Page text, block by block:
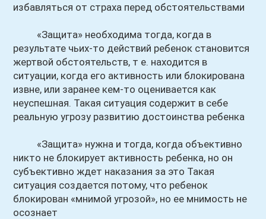
избавляться от страха перед обстоятельствами
«Защита» необходима тогда, когда в
результате чьих-то действий ребенок становится
жертвой обстоятельств, т е. находится в
ситуации, когда его активность или блокирована
извне, или заранее кем-то оценивается как
неуспешная. Такая ситуация содержит в себе
реальную угрозу развитию достоинства ребенка
«Защита» нужна и тогда, когда объективно
никто не блокирует активность ребенка, но он
субъективно ждет наказания за это Такая
ситуация создается потому, что ребенок
блокирован «мнимой угрозой», но ее мнимость не
осознает